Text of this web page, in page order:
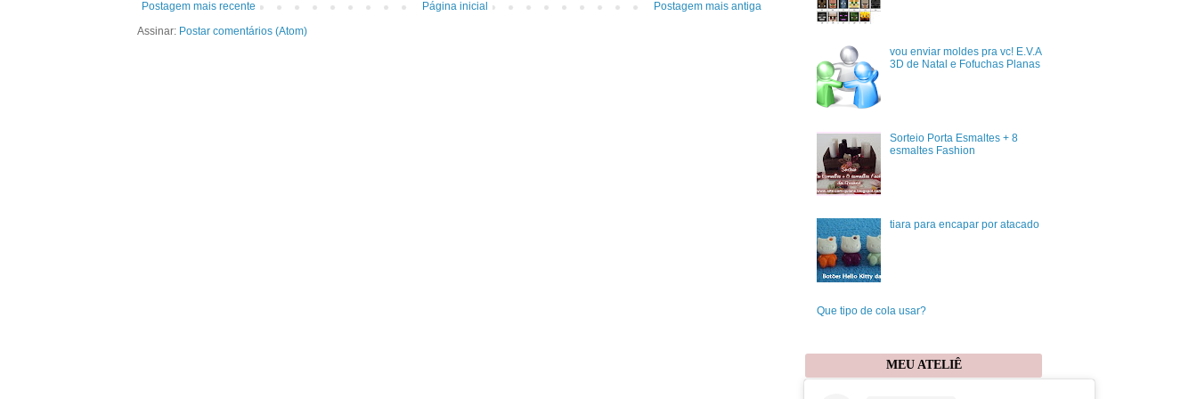
Postagem mais recente Postagem mais antiga
Página inicial
Assinar: Postar comentários (Atom)
vou enviar moldes pra vc! E.V.A
3D de Natal e Fofuchas Planas
Sorteio Porta Esmaltes + 8
esmaltes Fashion
tiara para encapar por atacado
Que tipo de cola usar?
MEU ATELIÊ